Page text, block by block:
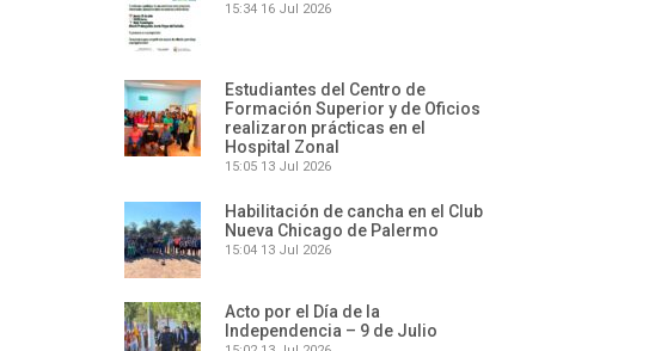
15:34 16 Jul 2026
Estudiantes del Centro de
Formación Superior y de Oficios
realizaron prácticas en el
Hospital Zonal
15:05 13 Jul 2026
Habilitación de cancha en el Club
Nueva Chicago de Palermo
15:04 13 Jul 2026
Acto por el Día de la
Independencia – 9 de Julio